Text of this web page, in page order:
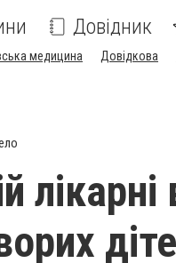
Довідник
медицина Довідкова
лікарні